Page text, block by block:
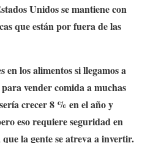
Unidos se mantiene con
que están por fuera de las
los alimentos si llegamos a
vender comida a muchas
crecer 8 % en el año y
eso requiere seguridad en
la gente se atreva a invertir.